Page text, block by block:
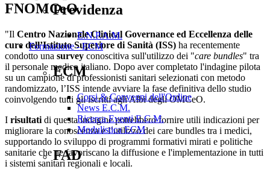
Previdenza
E.N.P.A.M.
Formazione - ECM
ECM
Corsi & Convegni dell'Ordine
News E.C.M.
Ricerca Eventi E.C.M.
Modulistica ECM
FAD
FNOMCeO
"Il Centro Nazionale Clinical Governance ed Eccellenza delle
cure dell’Istituto Superiore di Sanità (ISS) ha recentemente
condotto una survey conoscitiva sull'utilizzo dei "care bundles" tra
il personale medico italiano. Dopo aver completato l'indagine pilota
su un campione di professionisti sanitari selezionati con metodo
randomizzato, l’ISS intende avviare la fase definitiva dello studio
coinvolgendo tutti gli iscritti agli Albi degli OMCeO.
I risultati di questa indagine potrebbero fornire utili indicazioni per
migliorare la conoscenza e l’utilizzo dei care bundles tra i medici,
supportando lo sviluppo di programmi formativi mirati e politiche
sanitarie che ne favoriscano la diffusione e l'implementazione in tutti
i sistemi sanitari regionali e locali.